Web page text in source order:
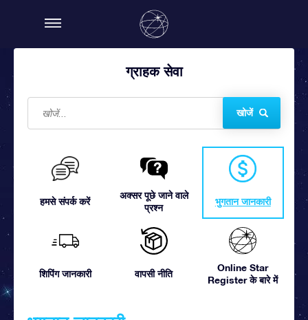
ग्राहक सेवा
खोजें
हमसे संपर्क करें
अक्सर पूछे जाने वाले
प्रश्न
भुगतान जानकारी
शिपिंग जानकारी वापसी नीति
Online Star
Register के बारे में